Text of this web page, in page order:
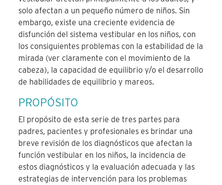
solo afectan a un pequeño número de niños. Sin
embargo, existe una creciente evidencia de
disfunción del sistema vestibular en los niños, con
los consiguientes problemas con la estabilidad de la
mirada (ver claramente con el movimiento de la
cabeza), la capacidad de equilibrio y/o el desarrollo
de habilidades de equilibrio y mareos.
PROPÓSITO
El propósito de esta serie de tres partes para
padres, pacientes y profesionales es brindar una
breve revisión de los diagnósticos que afectan la
función vestibular en los niños, la incidencia de
estos diagnósticos y la evaluación adecuada y las
estrategias de intervención para los problemas